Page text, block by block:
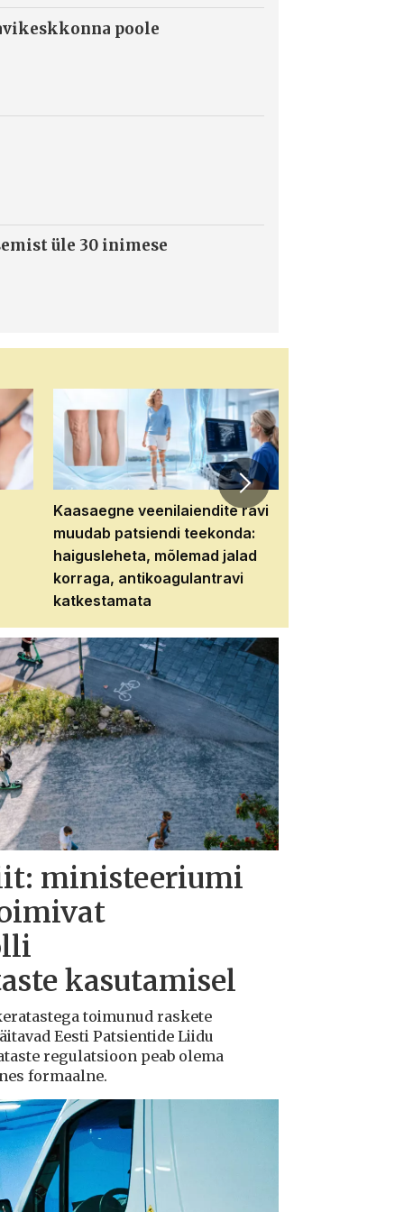
poole
üle 30 inimese
Kaasaegne veenilaiendite ravi
muudab patsiendi teekonda:
haigusleheta, mõlemad jalad
korraga, antikoagulantravi
katkestamata
ministeeriumi
kasutamisel
toimunud raskete
Eesti Patsientide Liidu
regulatsioon peab olema
formaalne.